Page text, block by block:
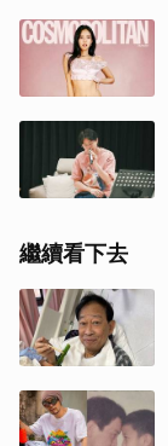
繼續看下去